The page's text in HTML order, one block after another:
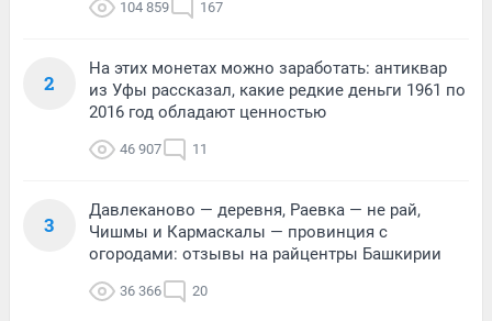
104 859 167
2
На этих монетах можно заработать: антиквар
из Уфы рассказал, какие редкие деньги 1961 по
2016 год обладают ценностью
46 907 11
3
Давлеканово — деревня, Раевка — не рай,
Чишмы и Кармаскалы — провинция с
огородами: отзывы на райцентры Башкирии
36 366 20